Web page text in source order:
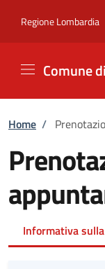
Regione Lombardia
Comune
Home /
Informativa